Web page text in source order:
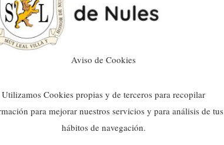
Aviso de Cookies
Utilizamos Cookies propias y de terceros para recopilar
para mejorar nuestros servicios y para análisis de tus
hábitos de navegación.